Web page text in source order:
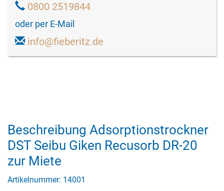
0800 2519844
oder per E-Mail
info@fieberitz.de
Beschreibung Adsorptionstrockner
DST Seibu Giken Recusorb DR-20
zur Miete
Artikelnummer: 14001